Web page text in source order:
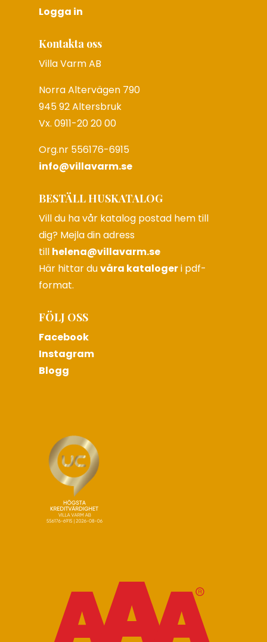
Logga in
Kontakta oss
Villa Varm AB
Norra Altervägen 790
945 92 Altersbruk
Vx. 0911-20 20 00
Org.nr 556176-6915
info@villavarm.se
BESTÄLL HUSKATALOG
Vill du ha vår katalog postad hem till
dig? Mejla din adress
till helena@villavarm.se
Här hittar duvåra katalogeri pdf-
format.
FÖLJ OSS
Facebook
Instagram
Blogg